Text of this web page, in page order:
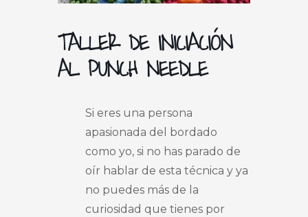
TALLER DE INICIACIÓN
AL PUNCH NEEDLE
Si eres una persona
apasionada del bordado
como yo, si no has parado de
oír hablar de esta técnica y ya
no puedes más de la
curiosidad que tienes por